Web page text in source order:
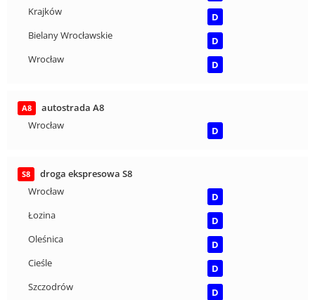
Krajków
D
Bielany Wrocławskie
D
Wrocław
D
A8
autostrada A8
Wrocław
D
S8
droga ekspresowa S8
Wrocław
D
Łozina
D
Oleśnica
D
Cieśle
D
Szczodrów
D